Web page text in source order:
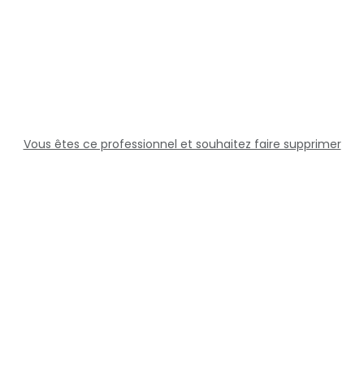
Vous êtes ce professionnel et souhaitez faire supprimer